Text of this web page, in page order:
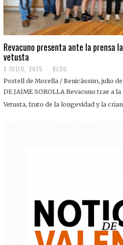
Revacuno presenta ante la prensa
vetusta
3 JULIO, 2025
J
U
I
BLOG
Portell de Morella / Benicàssim, julio de
DE JAIME SOROLLA Revacuno trae a
Vetusta, fruto de la longevidad y la